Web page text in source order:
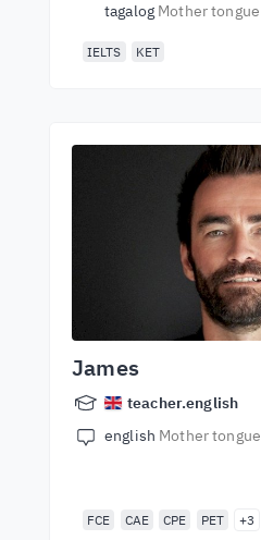
tagalog Mother tongue
IELTS KET
James
teacher.english
english Mother tongue
FCE CAE CPE PET +3